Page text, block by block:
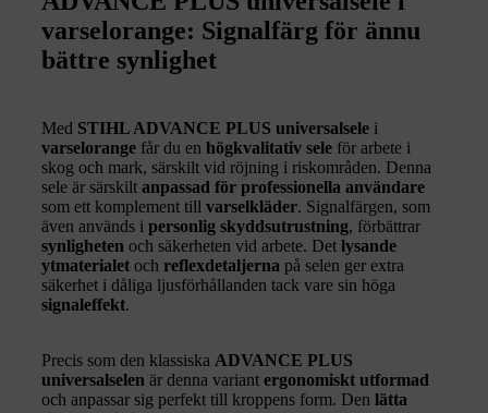
varselorange: Signalfärg för ännu
bättre synlighet
Med STIHL ADVANCE PLUS universalsele i
varselorange får du en högkvalitativ sele för arbete i
skog och mark, särskilt vid röjning i riskområden. Denna
sele är särskilt anpassad för professionella användare
som ett komplement till varselkläder. Signalfärgen, som
även används i personlig skyddsutrustning, förbättrar
synligheten och säkerheten vid arbete. Det lysande
ytmaterialet och reflexdetaljerna på selen ger extra
säkerhet i dåliga ljusförhållanden tack vare sin höga
signaleffekt.
Precis som den klassiska ADVANCE PLUS
universalselen är denna variant ergonomiskt utformad
och anpassar sig perfekt till kroppens form. Den lätta